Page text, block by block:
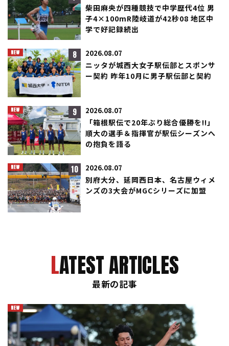
柴田麻央が四種競技で中学歴代4位 男
子4×100mR陸岐道が42秒08 地区中
学で好記録続出
8 2026.08.07
ニッタが城西大女子駅伝部とスポンサ
ー契約 昨年10月に男子駅伝部と契約
9 2026.08.07
「箱根駅伝で20年ぶり総合優勝を!!」
順大の選手＆指揮官が駅伝シーズンへ
の抱負を語る
10 2026.08.07
別府大分、延岡西日本、名古屋ウィメ
ンズの3大会がMGCシリーズに加盟
LATEST ARTICLES
最新の記事